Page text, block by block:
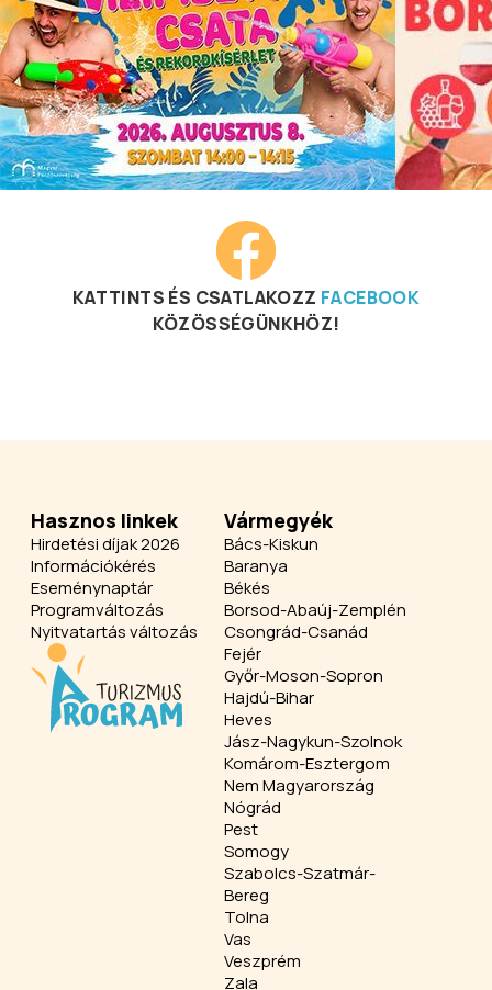
KATTINTS ÉS CSATLAKOZZ FACEBOOK
KÖZÖSSÉGÜNKHÖZ!
Hasznos linkek
Hirdetési díjak 2026
Információkérés
Eseménynaptár
Programváltozás
Nyitvatartás változás
Vármegyék
Bács-Kiskun
Baranya
Békés
Borsod-Abaúj-Zemplén
Csongrád-Csanád
Fejér
Győr-Moson-Sopron
Hajdú-Bihar
Heves
Jász-Nagykun-Szolnok
Komárom-Esztergom
Nem Magyarország
Nógrád
Pest
Somogy
Szabolcs-Szatmár-
Bereg
Tolna
Vas
Veszprém
Zala